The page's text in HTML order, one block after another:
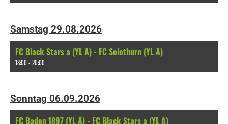
Samstag 29.08.2026
FC Black Stars a (YL A) - FC Solothurn (YL A)
18:00 - 20:00
Sonntag 06.09.2026
FC Baden 1897 (YL A) - FC Black Stars a (YL A)